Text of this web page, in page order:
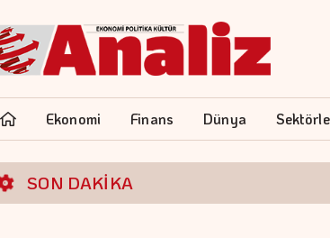
Ekonomi Finans Dünya
SON DAKİKA